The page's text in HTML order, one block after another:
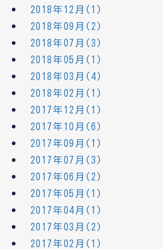
2018年12月(1)
2018年09月(2)
2018年07月(3)
2018年05月(1)
2018年03月(4)
2018年02月(1)
2017年12月(1)
2017年10月(6)
2017年09月(1)
2017年07月(3)
2017年06月(2)
2017年05月(1)
2017年04月(1)
2017年03月(2)
2017年02月(1)